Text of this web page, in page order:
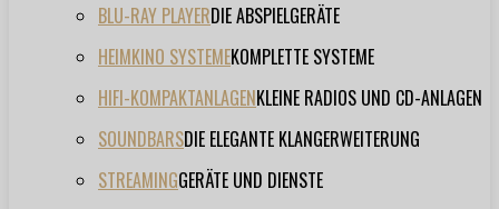
BLU-RAY PLAYERDIE ABSPIELGERÄTE
HEIMKINO SYSTEMEKOMPLETTE SYSTEME
HIFI-KOMPAKTANLAGENKLEINE RADIOS UND CD-ANLAGEN
SOUNDBARSDIE ELEGANTE KLANGERWEITERUNG
STREAMINGGERÄTE UND DIENSTE